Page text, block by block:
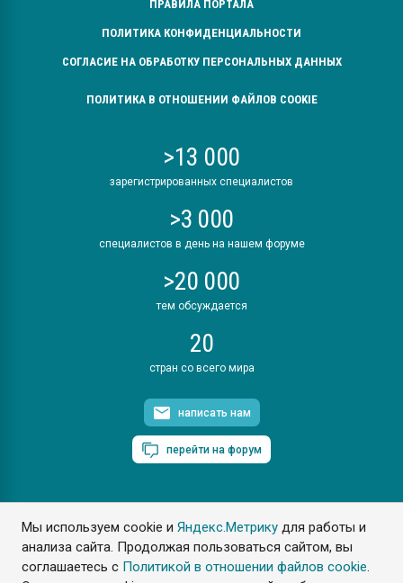
Мы используем cookie иЯндекс.Метрику для работы и
анализа сайта. Продолжая пользоваться сайтом, вы
соглашаетесь с Политикой в отношении файлов cookie.
ПРАВИЛА ПОРТАЛА
ПОЛИТИКА КОНФИДЕНЦИАЛЬНОСТИ
СОГЛАСИЕ НА ОБРАБОТКУ ПЕРСОНАЛЬНЫХ ДАННЫХ
ПОЛИТИКА В ОТНОШЕНИИ ФАЙЛОВ COOKIE
>13 000
зарегистрированных специалистов
>3 000
специалистов в день на нашем форуме
>20 000
тем обсуждается
20
стран со всего мира
написать нам
перейти на форум
ПластЭксперт © 2006. Все права защищены
Разрешается копирование материалов сайта с обязательной
ссылкой на www.e-plastic.ru